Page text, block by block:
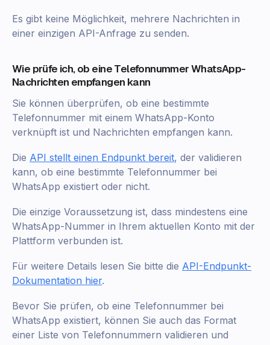
Es gibt keine Möglichkeit, mehrere Nachrichten in
einer einzigen API-Anfrage zu senden.
Wie prüfe ich, ob eine Telefonnummer WhatsApp-
Nachrichten empfangen kann
Sie können überprüfen, ob eine bestimmte
Telefonnummer mit einem WhatsApp-Konto
verknüpft ist und Nachrichten empfangen kann.
Die API stellt einen Endpunkt bereit, der validieren
kann, ob eine bestimmte Telefonnummer bei
WhatsApp existiert oder nicht.
Die einzige Voraussetzung ist, dass mindestens eine
WhatsApp-Nummer in Ihrem aktuellen Konto mit der
Plattform verbunden ist.
Für weitere Details lesen Sie bitte die API-Endpunkt-
Dokumentation hier.
Bevor Sie prüfen, ob eine Telefonnummer bei
WhatsApp existiert, können Sie auch das Format
einer Liste von Telefonnummern validieren und